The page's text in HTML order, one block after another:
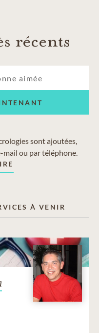
récents
sont ajoutées,
mail ou par téléphone.
À VENIR